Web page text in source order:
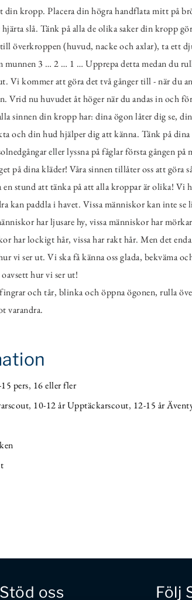
kropp. Placera din högra handflata mitt på
slå. Tänk på alla de olika saker din kropp
överkroppen (huvud, nacke och axlar), ta ett
munnen 3 … 2 … 1 … Upprepa detta medan du
Vi kommer att göra det två gånger till - när du
Vrid nu huvudet åt höger när du andas in och
sinnen din kropp har: dina ögon låter dig se,
och din hud hjälper dig att känna. Tänk på
eller lyssna på fåglar första gången
på dina kläder! Våra sinnen tillåter oss att göra
stund att tänka på att alla kroppar är olika! Vi
kan paddla i havet. Vissa människor kan inte se
har ljusare hy, vissa människor har
har lockigt hår, vissa har rakt hår. Men det
vi ser ut. Vi ska få känna oss glada, bekväma
hur vi ser ut!
och tår, blinka och öppna ögonen, rulla
varandra.
pers, 16 eller fler
, 10-12 år Upptäckarscout, 12-15 år
Stöd oss Följ